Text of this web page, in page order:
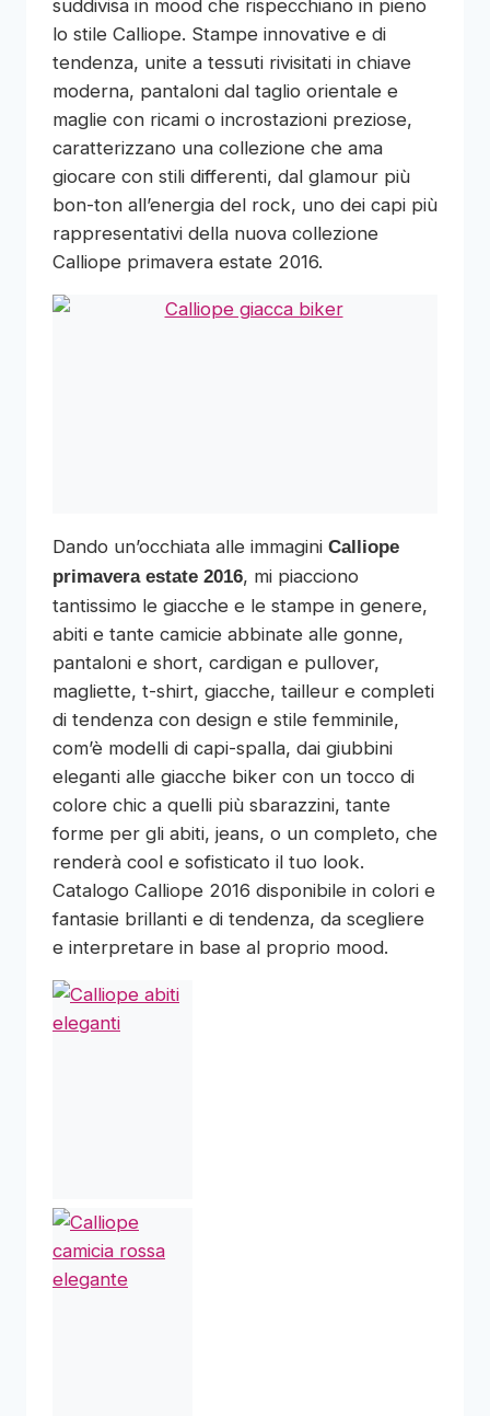
suddivisa in mood che rispecchiano in pieno
lo stile Calliope. Stampe innovative e di
tendenza, unite a tessuti rivisitati in chiave
moderna, pantaloni dal taglio orientale e
maglie con ricami o incrostazioni preziose,
caratterizzano una collezione che ama
giocare con stili differenti, dal glamour più
bon-ton all’energia del rock, uno dei capi più
rappresentativi della nuova collezione
Calliope primavera estate 2016.
Dando un’occhiata alle immagini Calliope
primavera estate 2016, mi piacciono
tantissimo le giacche e le stampe in genere,
abiti e tante camicie abbinate alle gonne,
pantaloni e short, cardigan e pullover,
magliette, t-shirt, giacche, tailleur e completi
di tendenza con design e stile femminile,
com’è modelli di capi-spalla, dai giubbini
eleganti alle giacche biker con un tocco di
colore chic a quelli più sbarazzini, tante
forme per gli abiti, jeans, o un completo, che
renderà cool e sofisticato il tuo look.
Catalogo Calliope 2016 disponibile in colori e
fantasie brillanti e di tendenza, da scegliere
e interpretare in base al proprio mood.